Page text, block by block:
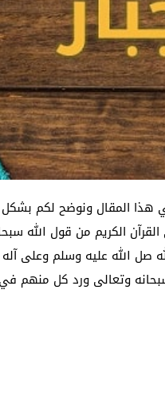
المقال ونوضح لكم بشكل
الكريم من قول الله
صل الله عليه وسلم وعلى